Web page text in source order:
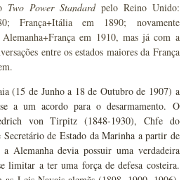
Two Power Standardpelo Reino Unido:
França+Itália em 1890; novamente
em 1910, mas já com a
entre os estados maiores da França
(15 de Junho a 18 de Outubro de 1907) a
a um acordo para o desarmamento. O
von Tirpitz (1848-1930), Chfe do
de Estado da Marinha a partir de
Alemanha devia possuir uma verdadeira
limitar a ter uma força de defesa costeira.